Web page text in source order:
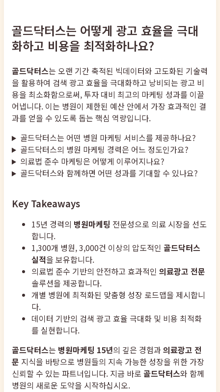
골드닥터스는 어떻게 광고 효율을 극대
화하고 비용을 최적화하나요?
골드닥터스는 오랜 기간 축적된 빅데이터와 고도화된 기술력
을 활용하여 검색 광고 효율을 극대화하고 낭비되는 광고 비
용을 최소화함으로써, 투자 대비 최고의 마케팅 성과를 이끌
어냅니다. 이는 병원이 제한된 예산 안에서 가장 효과적인 결
과를 얻을 수 있도록 돕는 핵심 역량입니다.
골드닥터스는 어떤 병원 마케팅 서비스를 제공하나요?
골드닥터스의 병원 마케팅 경력은 어느 정도인가요?
의료법 준수 마케팅은 어떻게 이루어지나요?
골드닥터스와 함께하면 어떤 성과를 기대할 수 있나요?
Key Takeaways
15년 경력의 병원마케팅 전문성으로 의료 시장을 선도
합니다.
1,300개 병원, 3,000건 이상의 압도적인 골드닥터스
실적을 보유합니다.
의료법 준수 기반의 안전하고 효과적인 의료광고 전문
솔루션을 제공합니다.
개별 병원에 최적화된 맞춤형 성장 로드맵을 제시합니
다.
데이터 기반의 검색 광고 효율 극대화 및 비용 최적화
를 실현합니다.
골드닥터스는 병원마케팅 15년의 깊은 경험과의료광고 전
문 지식을 바탕으로 병원들의 지속 가능한 성장을 위한 가장
신뢰할 수 있는 파트너입니다. 지금 바로 골드닥터스와 함께
병원의 새로운 도약을 시작하십시오.